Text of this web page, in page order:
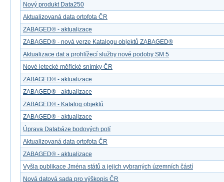
Nový produkt Data250
Aktualizovaná data ortofota ČR
ZABAGED® - aktualizace
ZABAGED® - nová verze Katalogu objektů ZABAGED®
Aktualizace dat a prohlížecí služby nové podoby SM 5
Nové letecké měřické snímky ČR
ZABAGED® - aktualizace
ZABAGED® - aktualizace
ZABAGED® - Katalog objektů
ZABAGED® - aktualizace
Úprava Databáze bodových polí
Aktualizovaná data ortofota ČR
ZABAGED® - aktualizace
Vyšla publikace Jména států a jejich vybraných územních částí
Nová datová sada pro výškopis ČR